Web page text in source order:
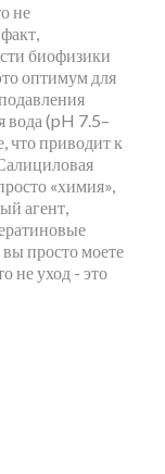
не
биофизики
оптимум для
вода (pH 7.5–
что приводит к
«химия»,
агент,
просто моете
не уход - это